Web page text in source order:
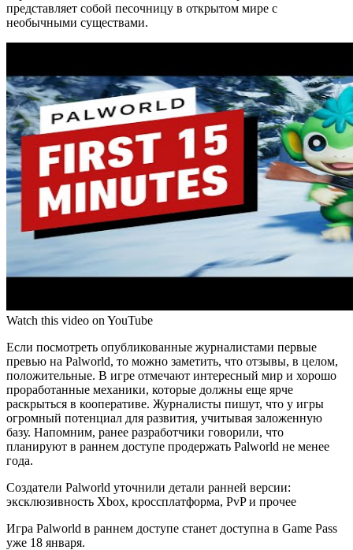
представляет собой песочницу в открытом мире с
необычными существами.
Watch this video on YouTube
Если посмотреть опубликованные журналистами первые
превью на Palworld, то можно заметить, что отзывы, в целом,
положительные. В игре отмечают интересный мир и хорошо
проработанные механики, которые должны еще ярче
раскрыться в кооперативе. Журналисты пишут, что у игры
огромный потенциал для развития, учитывая заложенную
базу. Напомним, ранее разработчики говорили, что
планируют в раннем доступе продержать Palworld не менее
года.
Создатели Palworld уточнили детали ранней версии:
эксклюзивность Xbox, кроссплатформа, PvP и прочее
Игра Palworld в раннем доступе станет доступна в Game Pass
уже 18 января.